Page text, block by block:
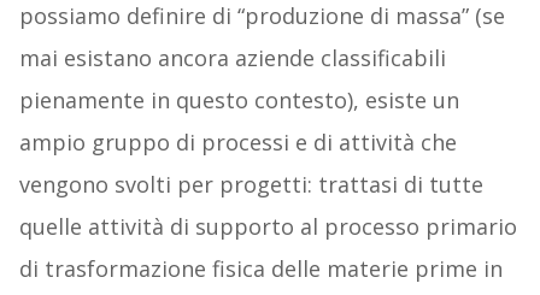
possiamo definire di “produzione di massa” (se
mai esistano ancora aziende classificabili
pienamente in questo contesto), esiste un
ampio gruppo di processi e di attività che
vengono svolti per progetti: trattasi di tutte
quelle attività di supporto al processo primario
di trasformazione fisica delle materie prime in